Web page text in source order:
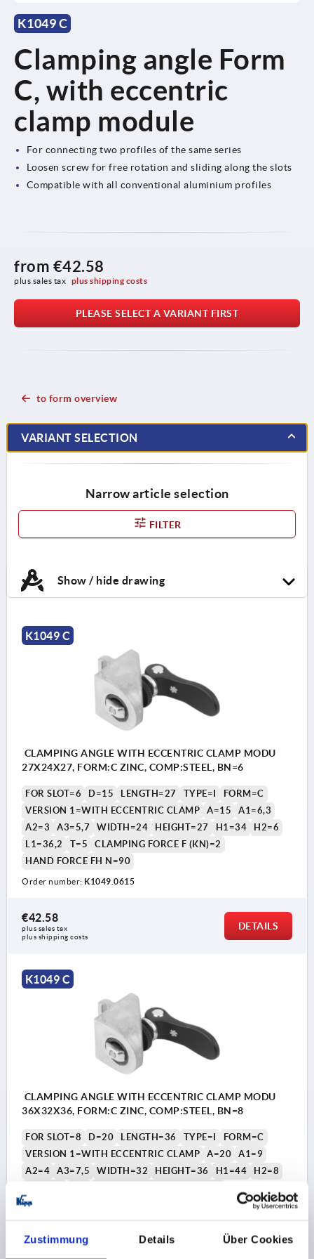
Zustimmung Details Über Cookies
K1049 C
Clamping angle Form
C, with eccentric
clamp module
For connecting two profiles of the same series
Loosen screw for free rotation and sliding along the slots
Compatible with all conventional aluminium profiles
from €42.58
plus sales tax plus shipping costs
PLEASE SELECT A VARIANT FIRST
to form overview
VARIANT SELECTION
Narrow article selection
FILTER
Show / hide drawing
K1049 C
CLAMPING ANGLE WITH ECCENTRIC CLAMP MODU
27X24X27, FORM:C ZINC, COMP:STEEL, BN=6
FOR SLOT=6 D=15 LENGTH=27 TYPE=I
FORM=C
VERSION 1=WITH ECCENTRIC CLAMP
A=15
A1=6,3
A2=3
A3=5,7 WIDTH=24 HEIGHT=27 H1=34
H2=6
L1=36,2
T=5
CLAMPING FORCE F (KN)=2
HAND FORCE FH N=90
Order number: K1049.0615
€42.58
plus sales tax
plus shipping costs
DETAILS
K1049 C
CLAMPING ANGLE WITH ECCENTRIC CLAMP MODU
36X32X36, FORM:C ZINC, COMP:STEEL, BN=8
FOR SLOT=8 D=20 LENGTH=36 TYPE=I
FORM=C
VERSION 1=WITH ECCENTRIC CLAMP
A=20
A1=9
A2=4
A3=7,5 WIDTH=32 HEIGHT=36 H1=44
H2=8
HAND FORCE FH N=100